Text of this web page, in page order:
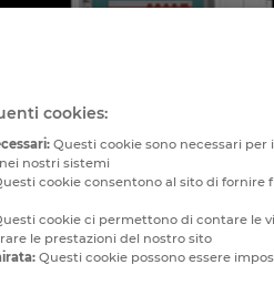
cookies:
Questi cookie sono necessari
nostri sistemi
cookie consentono al sito di fornire
cookie ci permettono di contare le
le prestazioni del nostro sito
Questi cookie possono essere